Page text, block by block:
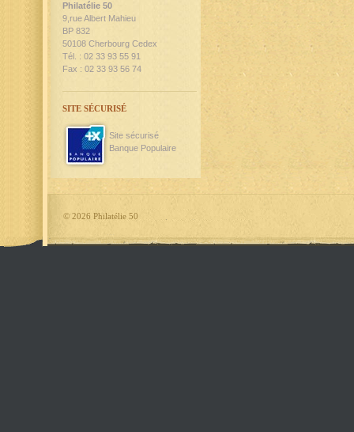
Philatélie 50
9,rue Albert Mahieu
BP 832
50108 Cherbourg Cedex
Tél. : 02 33 93 55 91
Fax : 02 33 93 56 74
SITE SÉCURISÉ
Site sécurisé
Banque Populaire
© 2026 Philatélie 50